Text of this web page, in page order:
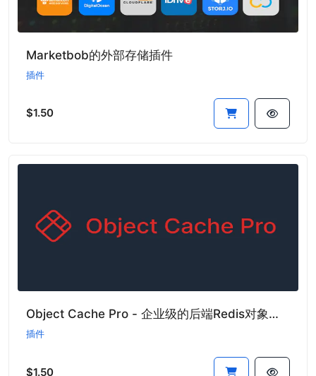
Marketbob的外部存储插件
插件
$1.50
Object Cache Pro - 企业级的后端Redis对象缓存插件
插件
$1.50